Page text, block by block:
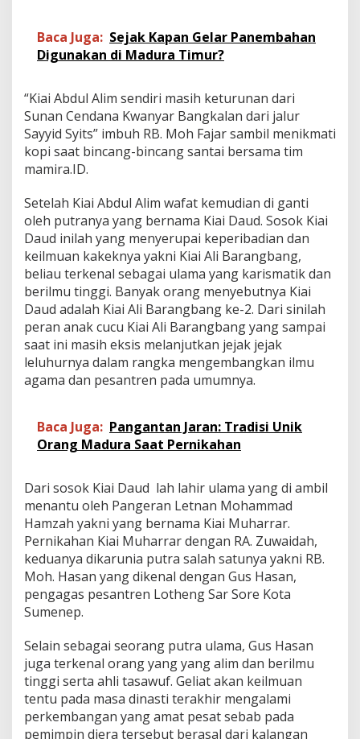
Baca Juga: Sejak Kapan Gelar Panembahan
Digunakan di Madura Timur?
“Kiai Abdul Alim sendiri masih keturunan dari
Sunan Cendana Kwanyar Bangkalan dari jalur
Sayyid Syits” imbuh RB. Moh Fajar sambil menikmati
kopi saat bincang-bincang santai bersama tim
mamira.ID.
Setelah Kiai Abdul Alim wafat kemudian di ganti
oleh putranya yang bernama Kiai Daud. Sosok Kiai
Daud inilah yang menyerupai keperibadian dan
keilmuan kakeknya yakni Kiai Ali Barangbang,
beliau terkenal sebagai ulama yang karismatik dan
berilmu tinggi. Banyak orang menyebutnya Kiai
Daud adalah Kiai Ali Barangbang ke-2. Dari sinilah
peran anak cucu Kiai Ali Barangbang yang sampai
saat ini masih eksis melanjutkan jejak jejak
leluhurnya dalam rangka mengembangkan ilmu
agama dan pesantren pada umumnya.
Baca Juga: Pangantan Jaran: Tradisi Unik
Orang Madura Saat Pernikahan
Dari sosok Kiai Daud lah lahir ulama yang di ambil
menantu oleh Pangeran Letnan Mohammad
Hamzah yakni yang bernama Kiai Muharrar.
Pernikahan Kiai Muharrar dengan RA. Zuwaidah,
keduanya dikarunia putra salah satunya yakni RB.
Moh. Hasan yang dikenal dengan Gus Hasan,
pengagas pesantren Lotheng Sar Sore Kota
Sumenep.
Selain sebagai seorang putra ulama, Gus Hasan
juga terkenal orang yang yang alim dan berilmu
tinggi serta ahli tasawuf. Geliat akan keilmuan
tentu pada masa dinasti terakhir mengalami
perkembangan yang amat pesat sebab pada
pemimpin diera tersebut berasal dari kalangan